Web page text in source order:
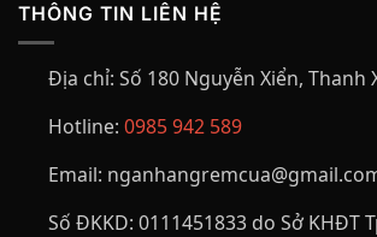
THÔNG TIN LIÊN HỆ
Địa chỉ: Số 180 Nguyễn Xiển, Thanh
Hotline: 0985 942 589
Email:
Số ĐKKD: 0111451833 do Sở KHĐT